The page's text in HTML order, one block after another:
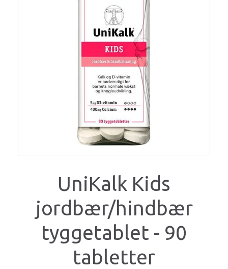
UniKalk Kids
jordbær/hindbær
tyggetablet - 90
tabletter